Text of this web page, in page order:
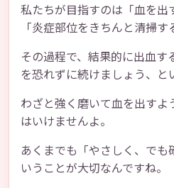
私たちが目指すのは「血を出
「炎症部位をきちんと清掃す
その過程で、結果的に出血す
を恐れずに続けましょう、と
わざと強く磨いて血を出すよ
はいけませんよ。
あくまでも「やさしく、でも
いうことが大切なんですね。